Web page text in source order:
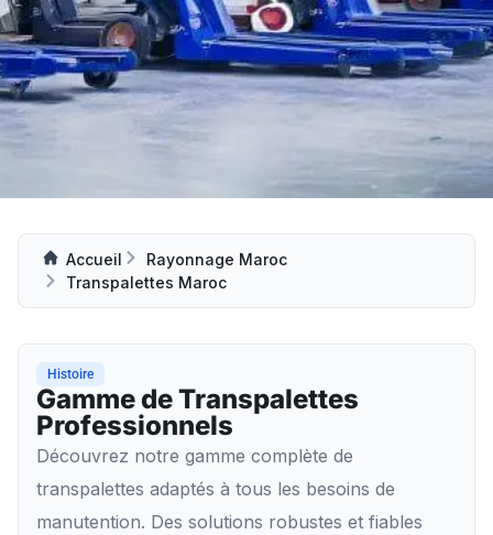
Accueil
Rayonnage Maroc
Transpalettes Maroc
Histoire
Gamme de Transpalettes
Professionnels
Découvrez notre gamme complète de
transpalettes adaptés à tous les besoins de
manutention. Des solutions robustes et fiables